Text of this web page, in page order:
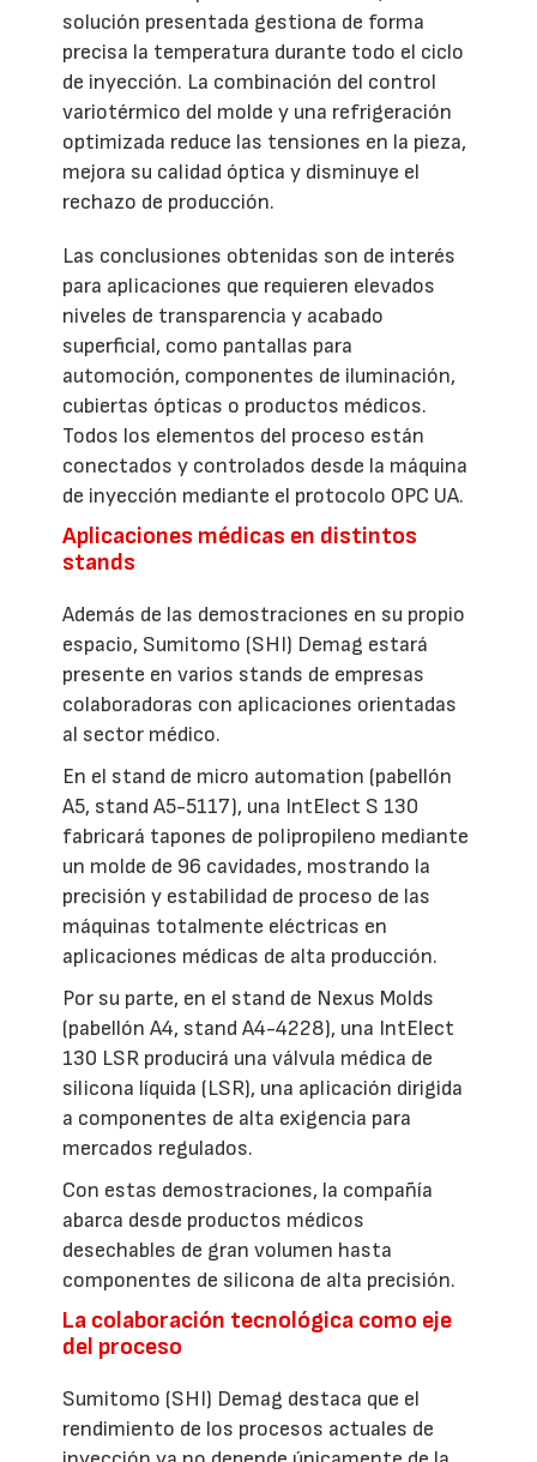
solución presentada gestiona de forma
precisa la temperatura durante todo el ciclo
de inyección. La combinación del control
variotérmico del molde y una refrigeración
optimizada reduce las tensiones en la pieza,
mejora su calidad óptica y disminuye el
rechazo de producción.
Las conclusiones obtenidas son de interés
para aplicaciones que requieren elevados
niveles de transparencia y acabado
superficial, como pantallas para
automoción, componentes de iluminación,
cubiertas ópticas o productos médicos.
Todos los elementos del proceso están
conectados y controlados desde la máquina
de inyección mediante el protocolo OPC UA.
Aplicaciones médicas en distintos
stands
Además de las demostraciones en su propio
espacio, Sumitomo (SHI) Demag estará
presente en varios stands de empresas
colaboradoras con aplicaciones orientadas
al sector médico.
En el stand de micro automation (pabellón
A5, stand A5-5117), una IntElect S 130
fabricará tapones de polipropileno mediante
un molde de 96 cavidades, mostrando la
precisión y estabilidad de proceso de las
máquinas totalmente eléctricas en
aplicaciones médicas de alta producción.
Por su parte, en el stand de Nexus Molds
(pabellón A4, stand A4-4228), una IntElect
130 LSR producirá una válvula médica de
silicona líquida (LSR), una aplicación dirigida
a componentes de alta exigencia para
mercados regulados.
Con estas demostraciones, la compañía
abarca desde productos médicos
desechables de gran volumen hasta
componentes de silicona de alta precisión.
La colaboración tecnológica como eje
del proceso
Sumitomo (SHI) Demag destaca que el
rendimiento de los procesos actuales de